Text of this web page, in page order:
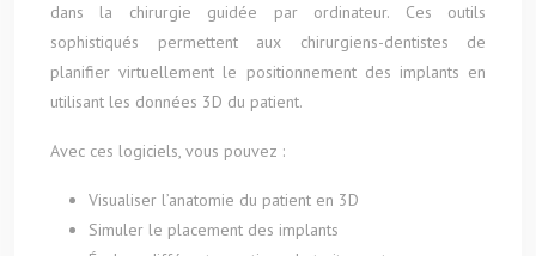
dans la chirurgie guidée par ordinateur. Ces outils
sophistiqués permettent aux chirurgiens-dentistes de
planifier virtuellement le positionnement des implants en
utilisant les données 3D du patient.
Avec ces logiciels, vous pouvez :
Visualiser l’anatomie du patient en 3D
Simuler le placement des implants